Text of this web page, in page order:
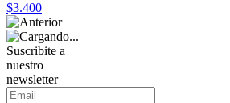
$3.400
Suscribite a
nuestro
newsletter